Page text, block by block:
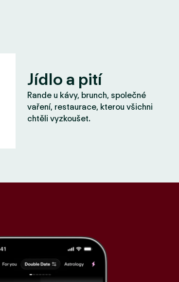
Jídlo a pití
Rande u kávy, brunch, společné
vaření, restaurace, kterou všichni
chtěli vyzkoušet.